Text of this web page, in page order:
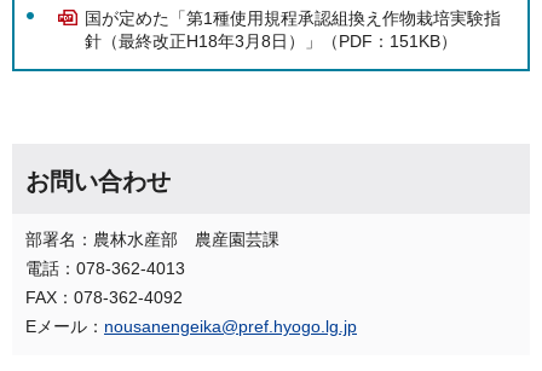
国が定めた「第1種使用規程承認組換え作物栽培実験指
針（最終改正H18年3月8日）」（PDF：151KB）
お問い合わせ
部署名：農林水産部 農産園芸課
電話：078-362-4013
FAX：078-362-4092
Eメール： nousanengeika@pref.hyogo.lg.jp